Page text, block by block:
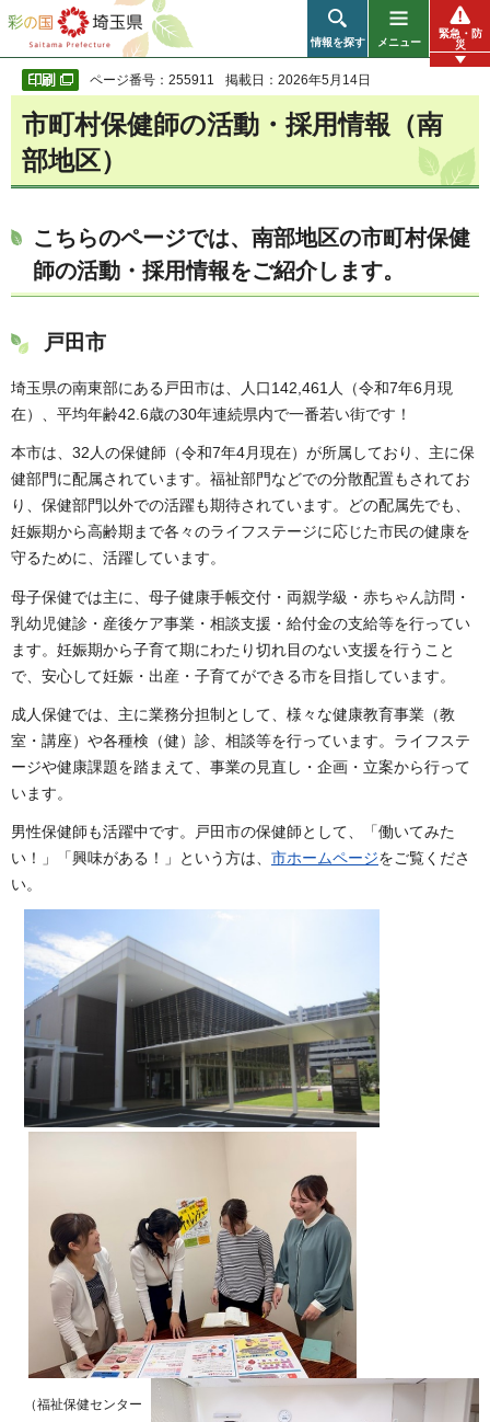
彩の国 埼玉県
情報を探す メニュー
緊急・防
災
ページ番号：255911 掲載日：2026年5月14日
市町村保健師の活動・採用情報（南
部地区）
こちらのページでは、南部地区の市町村保健
師の活動・採用情報をご紹介します。
戸田市
埼玉県の南東部にある戸田市は、人口142,461人（令和7年6月現
在）、平均年齢42.6歳の30年連続県内で一番若い街です！
本市は、32人の保健師（令和7年4月現在）が所属しており、主に保
健部門に配属されています。福祉部門などでの分散配置もされてお
り、保健部門以外での活躍も期待されています。どの配属先でも、
妊娠期から高齢期まで各々のライフステージに応じた市民の健康を
守るために、活躍しています。
母子保健では主に、母子健康手帳交付・両親学級・赤ちゃん訪問・
乳幼児健診・産後ケア事業・相談支援・給付金の支給等を行ってい
ます。妊娠期から子育て期にわたり切れ目のない支援を行うこと
で、安心して妊娠・出産・子育てができる市を目指しています。
成人保健では、主に業務分担制として、様々な健康教育事業（教
室・講座）や各種検（健）診、相談等を行っています。ライフステ
ージや健康課題を踏まえて、事業の見直し・企画・立案から行って
います。
男性保健師も活躍中です。戸田市の保健師として、「働いてみた
い！」「興味がある！」という方は、 市ホームページをご覧くださ
い。
（福祉保健センター